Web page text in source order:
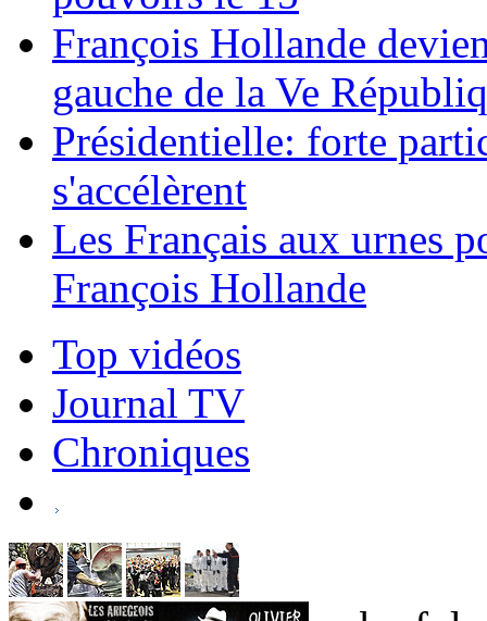
François Hollande
gauche de la Ve
Présidentielle: forte
s'accélèrent
Les Français aux urnes
François Hollande
Top vidéos
Journal TV
Chroniques